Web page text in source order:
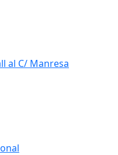
al C/ Manresa